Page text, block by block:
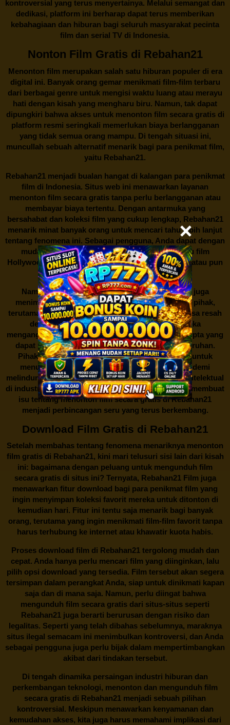
kontroversial yang terus menyertainya. Melalui semangat dan
dedikasi, platform ini berharap dapat terus memberikan
kebahagiaan dan hiburan bagi seluruh masyarakat pecinta
film dan serial TV di Indonesia.
Nonton Film Gratis di Rebahan21
Menonton film merupakan salah satu hiburan populer di era
digital ini. Banyak orang gemar menikmati film-film terbaru
dari berbagai genre untuk mengisi waktu luang atau merayu
hati dengan kisah yang mengharu biru. Namun, tak dapat
dipungkiri bahwa akses untuk menonton film secara gratis di
platform resmi seringkali memerlukan biaya berlangganan
yang tidak semua orang mampu. Di tengah situasi ini,
muncullah sebuah alternatif menarik bagi para penikmat film,
yaitu Rebahan21.
Rebahan21menjadi bualan hangat di kalangan para penikmat
film di Indonesia. Situs web ini menawarkan layanan
menonton film secara gratis tanpa perlu berlangganan atau
membayar biaya tertentu. Dengan antarmuka yang
bersahabat dan koleksi film yang cukup lengkap, Rebahan21
menarik minat banyak orang untuk mencari tahu lebih lanjut
tentang fenomena ini. Sebagai pengguna, Anda dapat dengan
mudah mencari film yang ingin ditonton, baik itu film
Hollywood terbaru, drama Korea yang sedang hits, atau pun
produksi film lokal dengan kualitas terbaik.
Namun, seperti halnya cerita manis,Rebahan21juga
menimbulkan kontroversi di industri film. Banyak pihak,
terutama produsen film dan pemilik hak cipta, merasa resah
dengan maraknya situs-situs seperti ini. Mereka
menganggapnya sebagai bentuk pelanggaran hak cipta yang
dapat merugikan industri perfilman secara keseluruhan.
Pihak berwenang pun turut terlibat dalam upaya untuk
menutup situs-situs ilegal semacam Rebahan21 demi
melindungi keberlangsungan bisnis dan kekayaan intelektual
di industri hiburan. Konflik kepentingan inilah yang membuat
isu tentang menonton film secara gratis diRebahan21
menjadi perbincangan seru yang terus berkembang.
Download Film Gratis di Rebahan21
Setelah membahas tentang fenomena menariknya menonton
film gratis di Rebahan21, kini mari telusuri sisi lain dari kisah
ini: bagaimana dengan peluang untuk mengunduh film
secara gratis di situs ini? Ternyata, Rebahan21 Film juga
menawarkan fitur download bagi para penikmat film yang
ingin menyimpan koleksi favorit mereka untuk ditonton di
kemudian hari. Fitur ini tentu saja menarik bagi banyak
orang, terutama yang ingin menikmati film-film favorit tanpa
harus terhubung ke internet atau khawatir kuota habis.
Proses download film di Rebahan21tergolong mudah dan
cepat. Anda hanya perlu mencari film yang diinginkan, lalu
pilih opsi download yang tersedia. Film tersebut akan segera
tersimpan dalam perangkat Anda, siap untuk dinikmati kapan
saja dan di mana saja. Namun, perlu diingat bahwa
mengunduh film secara gratis dari situs-situs seperti
Rebahan21 juga berarti berurusan dengan risiko dan
legalitas. Seperti yang telah dibahas sebelumnya, maraknya
situs ilegal semacam ini menimbulkan kontroversi, dan Anda
sebagai pengguna juga perlu bijak dalam mempertimbangkan
akibat dari tindakan tersebut.
Di tengah dinamika persaingan industri hiburan dan
perkembangan teknologi, menonton dan mengunduh film
secara gratis di Rebahan21 menjadi sebuah pilihan
kontroversial. Meskipun menawarkan kenyamanan dan
kemudahan akses, kita juga harus memahami implikasi dari